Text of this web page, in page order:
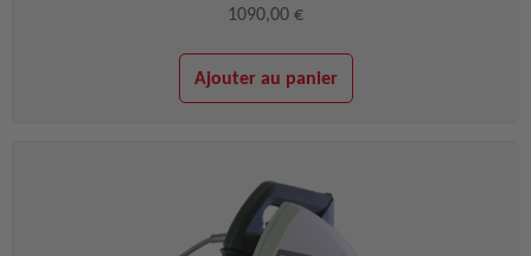
1090,00 €
Ajouter au panier